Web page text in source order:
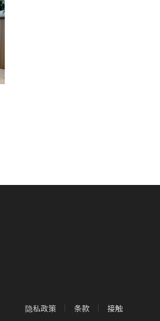
隐私政策 条款 接触